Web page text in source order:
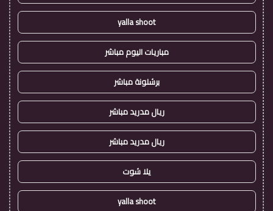
yalla shoot
مباريات اليوم مباشر
برشلونة مباشر
ريال مدريد مباشر
ريال مدريد مباشر
يلا شوت
yalla shoot